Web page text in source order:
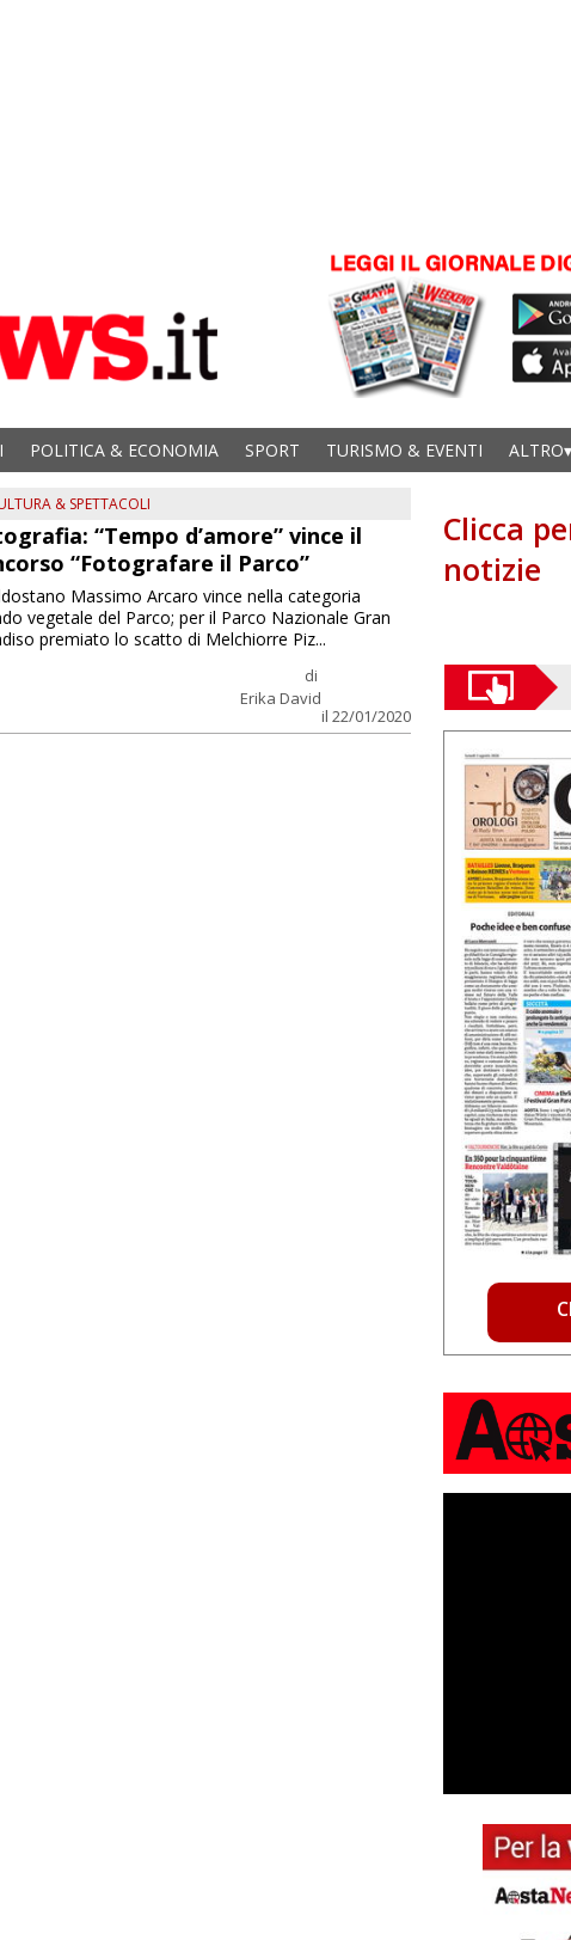
POLITICA & ECONOMIA SPORT TURISMO & EVENTI ALTRO
& SPETTACOLI
“Tempo d’amore” vince il
“Fotografare il Parco”
di
Erika David
il 22/01/2020
Massimo Arcaro vince nella categoria
vegetale del Parco; per il Parco Nazionale Gran
premiato lo scatto di Melchiorre Piz...
Clicca
notizie